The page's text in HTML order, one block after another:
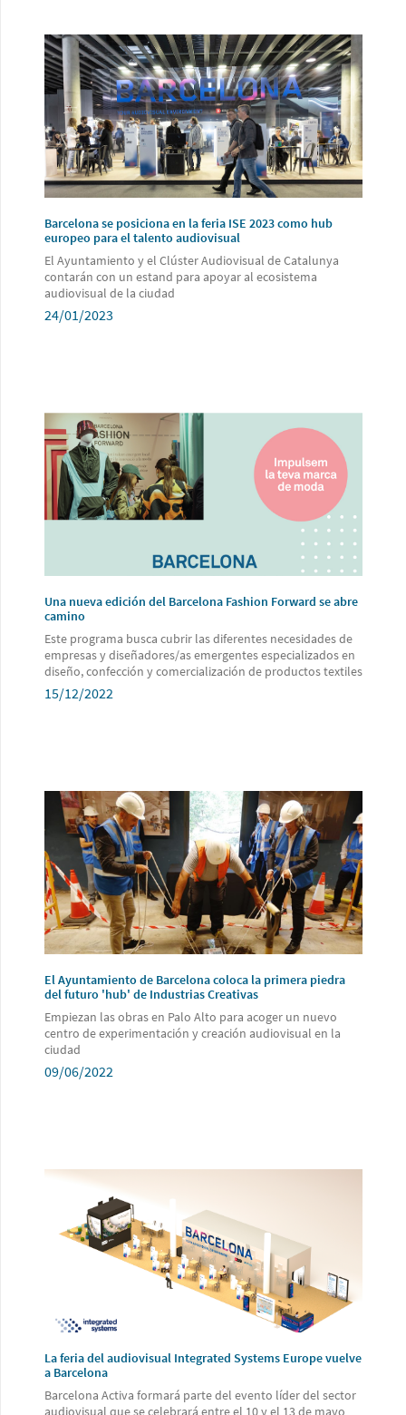
Barcelona se posiciona en la feria ISE 2023 como hub
europeo para el talento audiovisual
El Ayuntamiento y el Clúster Audiovisual de Catalunya
contarán con un estand para apoyar al ecosistema
audiovisual de la ciudad
24/01/2023
Una nueva edición del Barcelona Fashion Forward se abre
camino
Este programa busca cubrir las diferentes necesidades de
empresas y diseñadores/as emergentes especializados en
diseño, confección y comercialización de productos textiles
15/12/2022
El Ayuntamiento de Barcelona coloca la primera piedra
del futuro 'hub' de Industrias Creativas
Empiezan las obras en Palo Alto para acoger un nuevo
centro de experimentación y creación audiovisual en la
ciudad
09/06/2022
La feria del audiovisual Integrated Systems Europe vuelve
a Barcelona
Barcelona Activa formará parte del evento líder del sector
audiovisual que se celebrará entre el 10 y el 13 de mayo